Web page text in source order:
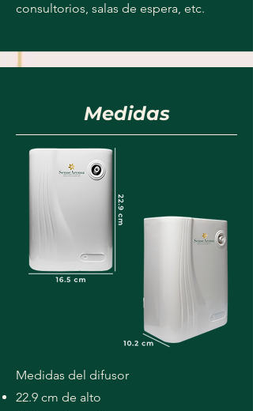
consultorios, salas de espera, etc.
Medidas
Medidas del difusor
22.9 cm de alto